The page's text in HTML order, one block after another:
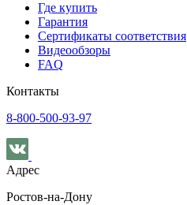
Где купить
Гарантия
Сертификаты соответствия
Видеообзоры
FAQ
Контакты
8-800-500-93-97
Адрес
Ростов-на-Дону